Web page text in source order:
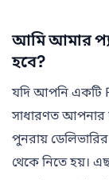
আমি আমার
হবে?
যদি আপনি একটি
সাধারণত আপনার
পুনরায়
থেকে নিতে হয়।